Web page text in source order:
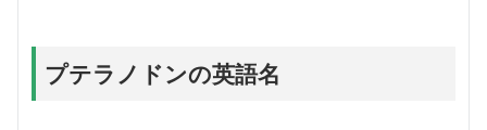
プテラノドンの英語名